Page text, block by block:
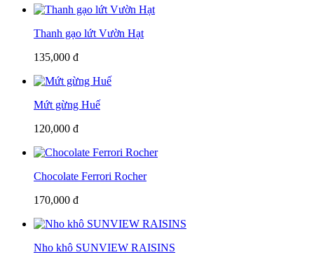
Thanh gạo lứt Vườn Hạt
135,000 đ
Mứt gừng Huế
120,000 đ
Chocolate Ferrori Rocher
170,000 đ
Nho khô SUNVIEW RAISINS